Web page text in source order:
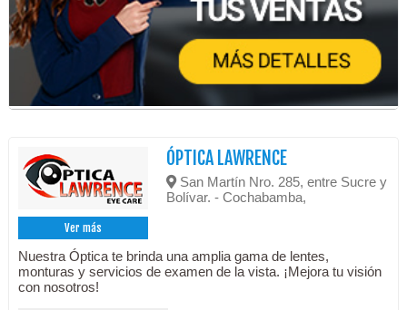
Ver más
ÓPTICA LAWRENCE
San Martín Nro. 285, entre Sucre y
Bolívar. - Cochabamba,
Nuestra Óptica te brinda una amplia gama de lentes,
monturas y servicios de examen de la vista. ¡Mejora tu visión
con nosotros!